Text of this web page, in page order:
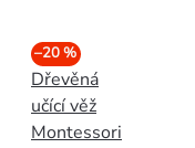
–20 %
Dřevěná
učící věž
Montessori